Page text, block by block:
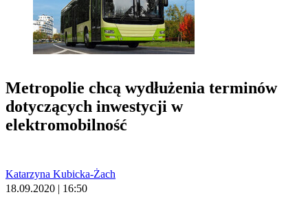
Metropolie chcą wydłużenia terminów
dotyczących inwestycji w
elektromobilność
Katarzyna Kubicka-Żach
18.09.2020 | 16:50